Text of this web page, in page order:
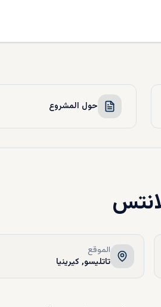
حول المشروع
الموقع
تاتليسو, كيرينيا